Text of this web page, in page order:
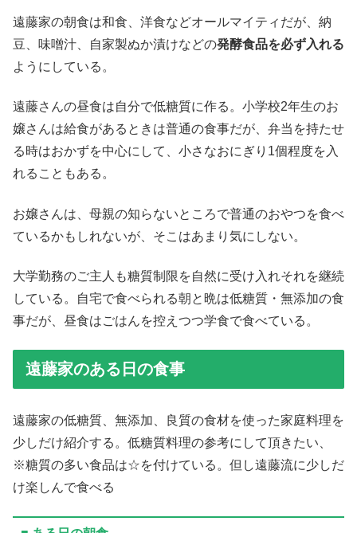
遠藤家の朝食は和食、洋食などオールマイティだが、納
豆、味噌汁、自家製ぬか漬けなどの発酵食品を必ず入れる
ようにしている。
遠藤さんの昼食は自分で低糖質に作る。小学校2年生のお
嬢さんは給食があるときは普通の食事だが、弁当を持たせ
る時はおかずを中心にして、小さなおにぎり1個程度を入
れることもある。
お嬢さんは、母親の知らないところで普通のおやつを食べ
ているかもしれないが、そこはあまり気にしない。
大学勤務のご主人も糖質制限を自然に受け入れそれを継続
している。自宅で食べられる朝と晩は低糖質・無添加の食
事だが、昼食はごはんを控えつつ学食で食べている。
遠藤家のある日の食事
遠藤家の低糖質、無添加、良質の食材を使った家庭料理を
少しだけ紹介する。低糖質料理の参考にして頂きたい、
※糖質の多い食品は☆を付けている。但し遠藤流に少しだ
け楽しんで食べる